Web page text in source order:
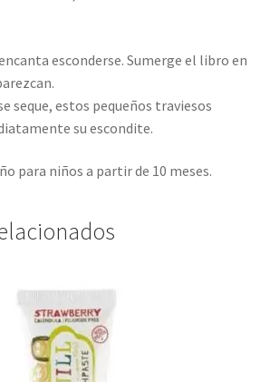
esconderse. Sumerge el libro en
seque, estos pequeños traviesos
su escondite.
para niños a partir de 10 meses.